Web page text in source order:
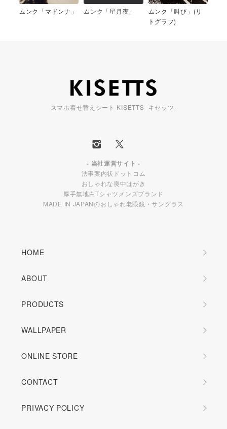
ムンク「マドンナ」 ムンク「星月夜」
ムンク「叫び」(リ
トグラフ)
スマホ着せ替えシート KISETTS -キセッツ-
- 当社運営サイト -
法事案内状ドットコム
おしゃれな喪中はがき
厚手無地白Tシャツメンズブランド
MADE IN JAPANのおしゃれ老眼鏡・サングラス
HOME
ABOUT
PRODUCTS
WALLPAPER
ONLINE STORE
CONTACT
PRIVACY POLICY